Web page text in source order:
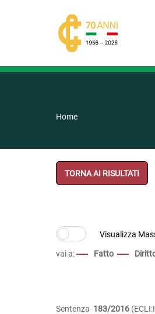
Home
TORNA AI RISULTATI
vai a: Fatto
Sentenza 183/2016